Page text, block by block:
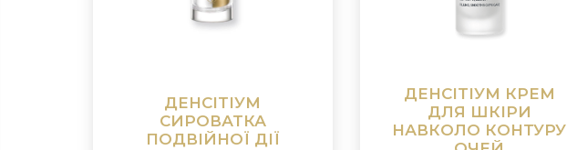
ДЕНСІТІУМ
СИРОВАТКА
ПОДВІЙНОЇ ДІЇ
ДЕНСІТІУМ КРЕМ
ДЛЯ ШКІРИ
НАВКОЛО КОНТУРУ